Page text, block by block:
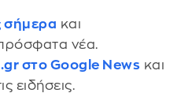
σήμερα και
νέα.
στο Google News και
ειδήσεις.